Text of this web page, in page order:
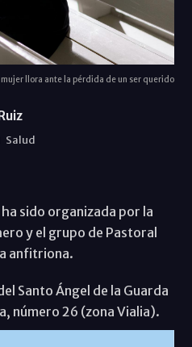
llora ante la pérdida de un ser querido
Salud
sido organizada por la
y el grupo de Pastoral
anfitriona.
Santo Ángel de la Guarda
número 26 (zona Vialia).